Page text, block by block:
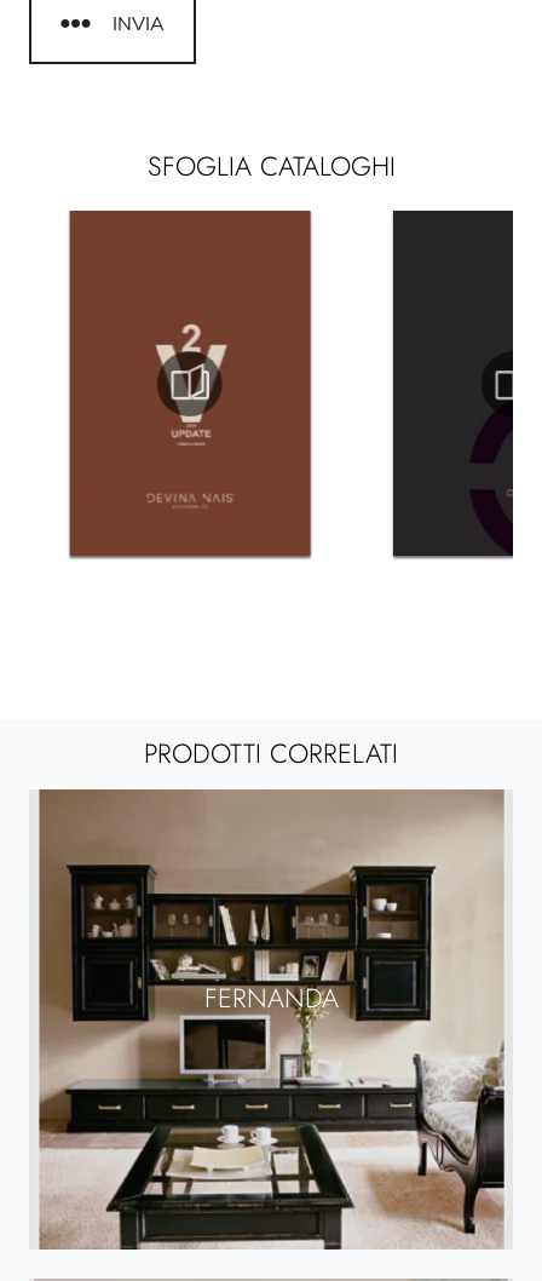
SFOGLIA CATALOGHI
INVIA
PRODOTTI CORRELATI
FERNANDA